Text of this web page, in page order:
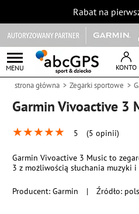
Rabat na
MENU KONTO
strona główna Zegarki sportowe
Garmin Vivoactive 3
★★★★★ 5 (5 opinii)
Producent:Garmin | Źródło:
Garmin Vivoactive 3 Music to
3 z możliwością słuchania muzyki